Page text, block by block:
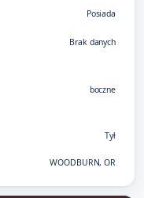
Posiada
Brak danych
boczne
Tył
WOODBURN, OR